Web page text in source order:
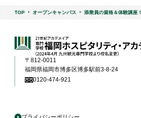
TOP オープンキャンパス 添乗員の資格＆体験講座！
〒812-0011
福岡県福岡市博多区博多駅前3-8-24
0120-474-921